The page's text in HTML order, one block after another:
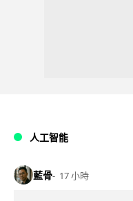
人工智能
藍骨 17 小時